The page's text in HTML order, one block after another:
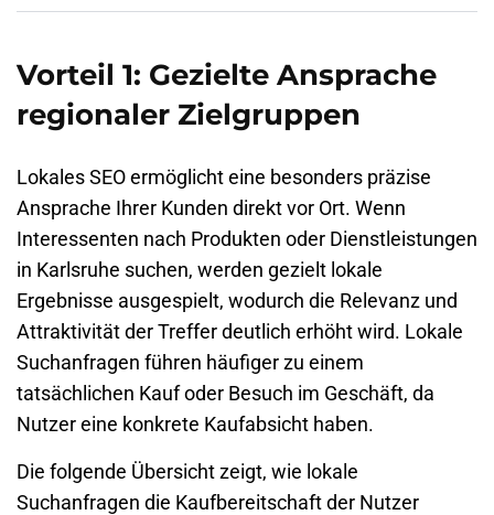
Vorteil 1: Gezielte Ansprache
regionaler Zielgruppen
Lokales SEO ermöglicht eine besonders präzise
Ansprache Ihrer Kunden direkt vor Ort. Wenn
Interessenten nach Produkten oder Dienstleistungen
in Karlsruhe suchen, werden gezielt lokale
Ergebnisse ausgespielt, wodurch die Relevanz und
Attraktivität der Treffer deutlich erhöht wird. Lokale
Suchanfragen führen häufiger zu einem
tatsächlichen Kauf oder Besuch im Geschäft, da
Nutzer eine konkrete Kaufabsicht haben.
Die folgende Übersicht zeigt, wie lokale
Suchanfragen die Kaufbereitschaft der Nutzer